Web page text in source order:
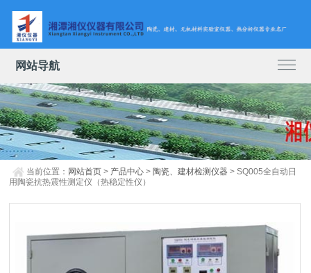
网站导航
当前位置： 网站首页 > 产品中心 > 陶瓷、建材检测仪器 > SQ005全自动日
用陶瓷抗热震性测定仪（热稳定性仪）